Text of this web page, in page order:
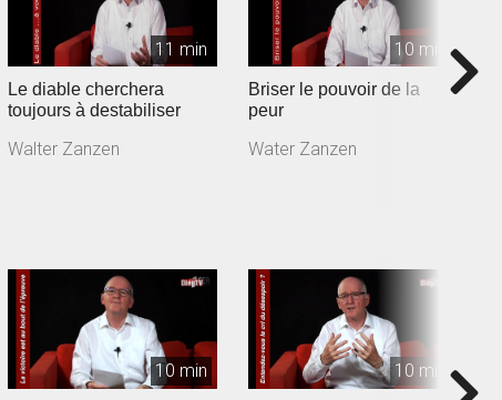
11 min
Le diable cherchera
toujours à destabiliser
Walter Zanzen
10 min
Briser le pouvoir de la
peur
Water Zanzen
10 min 10 min